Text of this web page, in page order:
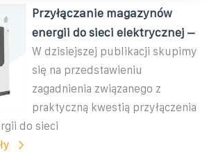
Przyłączanie magazynów
energii do sieci elektrycznej –
W dzisiejszej publikacji skupimy
się na przedstawieniu
zagadnienia związanego z
praktyczną kwestią przyłączenia
do sieci